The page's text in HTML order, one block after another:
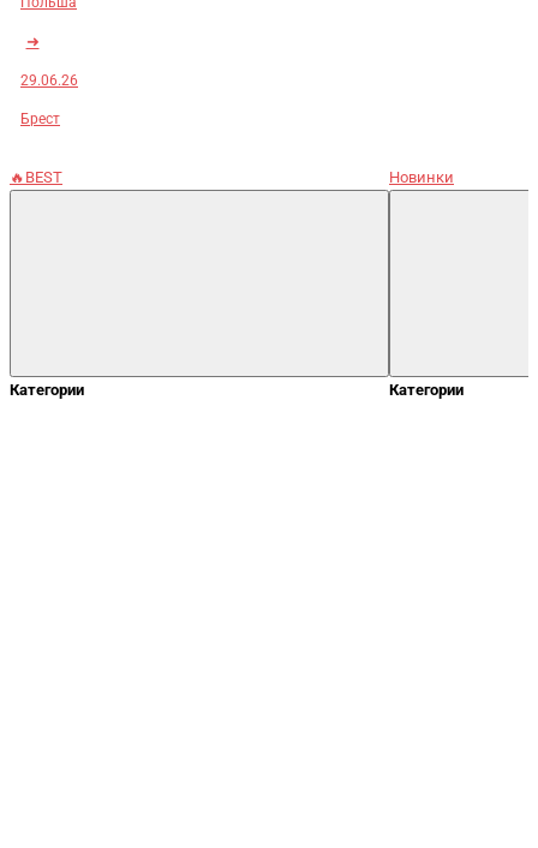
➜
29.06.26
Брест
🔥BEST
Категории
Новинки
Категории